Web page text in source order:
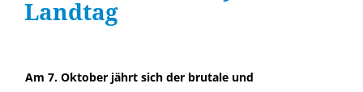
Landtag
Am 7. Oktober jährt sich der brutale und